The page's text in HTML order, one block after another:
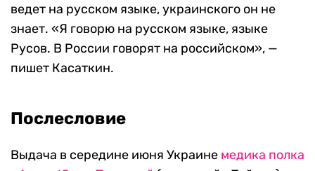
ведет на русском языке, украинского он не
знает. «Я говорю на русском языке, языке
Русов. В России говорят на российском», —
пишет Касаткин.
Послесловие
Выдача в середине июня Украине медика полка